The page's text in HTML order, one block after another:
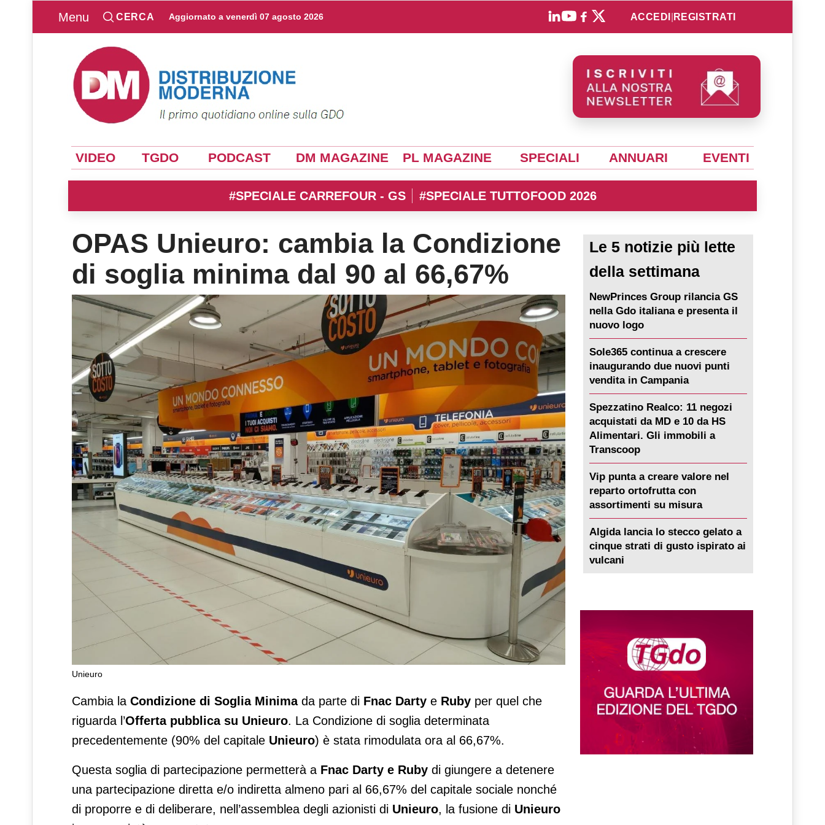
Menu CERCA Aggiornato a venerdì 07 agosto 2026 ACCEDI REGISTRATI
VIDEO TGDO PODCAST DM MAGAZINE PL MAGAZINE SPECIALI ANNUARI EVENTI
#SPECIALE CARREFOUR - GS #SPECIALE TUTTOFOOD 2026
OPAS Unieuro: cambia la Condizione
di soglia minima dal 90 al 66,67%
Unieuro
OPAS Unieuro: cambia la Condizione di soglia minima dal 90 al
66,67%
Cambia laCondizione di Soglia Minimada parte di Fnac Darty e Ruby per quel che
riguarda l’Offerta pubblica su Unieuro. La Condizione di soglia determinata
precedentemente (90% del capitale Unieuro) è stata rimodulata ora al 66,67%.
Questa soglia di partecipazione permetterà a Fnac Darty e Ruby di giungere a detenere
una partecipazione diretta e/o indiretta almeno pari al 66,67% del capitale sociale nonché
di proporre e di deliberare, nell’assemblea degli azionisti di Unieuro, la fusione di Unieuro
Le 5 notizie più lette
della settimana
NewPrinces Group rilancia GS
nella Gdo italiana e presenta il
nuovo logo
Sole365 continua a crescere
inaugurando due nuovi punti
vendita in Campania
Spezzatino Realco: 11 negozi
acquistati da MD e 10 da HS
Alimentari. Gli immobili a
Transcoop
Vip punta a creare valore nel
reparto ortofrutta con
assortimenti su misura
Algida lancia lo stecco gelato a
cinque strati di gusto ispirato ai
vulcani